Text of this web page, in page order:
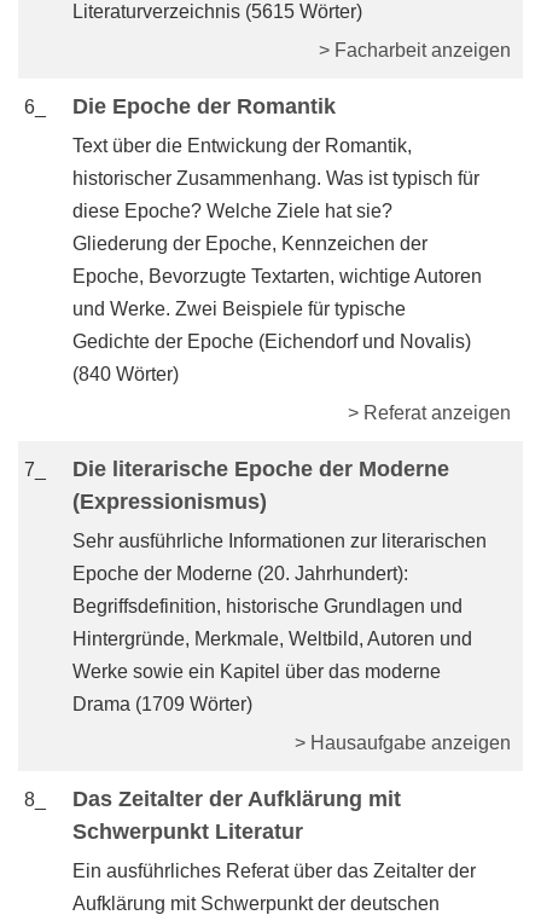
Literaturverzeichnis (5615 Wörter)
> Facharbeit anzeigen
6_ Die Epoche der Romantik
Text über die Entwickung der Romantik,
historischer Zusammenhang. Was ist typisch für
diese Epoche? Welche Ziele hat sie?
Gliederung der Epoche, Kennzeichen der
Epoche, Bevorzugte Textarten, wichtige Autoren
und Werke. Zwei Beispiele für typische
Gedichte der Epoche (Eichendorf und Novalis)
(840 Wörter)
> Referat anzeigen
7_
Die literarische Epoche der Moderne
(Expressionismus)
Sehr ausführliche Informationen zur literarischen
Epoche der Moderne (20. Jahrhundert):
Begriffsdefinition, historische Grundlagen und
Hintergründe, Merkmale, Weltbild, Autoren und
Werke sowie ein Kapitel über das moderne
Drama (1709 Wörter)
> Hausaufgabe anzeigen
8_
Das Zeitalter der Aufklärung mit
Schwerpunkt Literatur
Ein ausführliches Referat über das Zeitalter der
Aufklärung mit Schwerpunkt der deutschen